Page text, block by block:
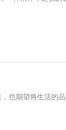
也期望将生活的